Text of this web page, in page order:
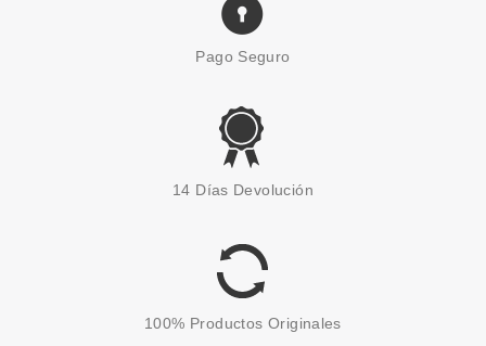
BABARIA
BABARIA BIO HIDRATA DE DÍA
50 ML
6.66€
Pago Seguro
14 Días Devolución
100% Productos Originales